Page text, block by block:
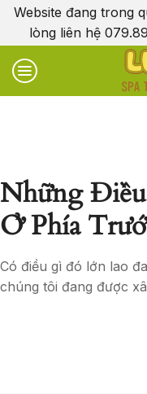
Website đang trong
lòng liên hệ
Những
Ở Phía
Có điều gì đó lớn lao
chúng tôi đang được